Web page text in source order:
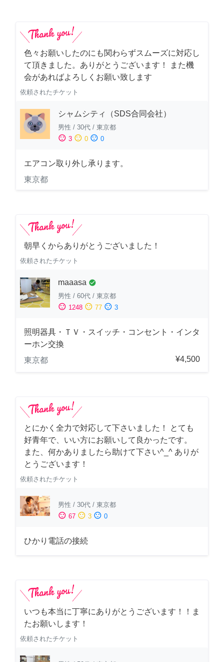
色々お願いしたのにも関わらずスムーズに対応し
て頂きました。ありがとうございます！ また機
会があればよろしくお願い致します
依頼されたチケット
シャムシティ（SDS合同会社）
男性 / 30代 / 東京都
sentiment_satisfied 3 sentiment_neutral 0 sentiment_dissatisfied 0
エアコン取り外し承ります。
東京都
朝早くからありがとうございました！
依頼されたチケット
maaasa check_circle
男性 / 60代 / 東京都
sentiment_satisfied 1248 sentiment_neutral 77 sentiment_dissatisfied 3
照明器具・ＴＶ・スイッチ・コンセント・インタ
ーホン交換
東京都
¥4,500
とにかく全力で対応して下さいました！ とても
好青年で、いい方にお願いして良かったです。
また、何かありましたら助けて下さい^_^ ありが
とうございます！
依頼されたチケット
男性 / 30代 / 東京都
sentiment_satisfied 67 sentiment_neutral 3 sentiment_dissatisfied 0
ひかり電話の接続
いつも本当に丁寧にありがとうございます！！ま
たお願いします！
依頼されたチケット